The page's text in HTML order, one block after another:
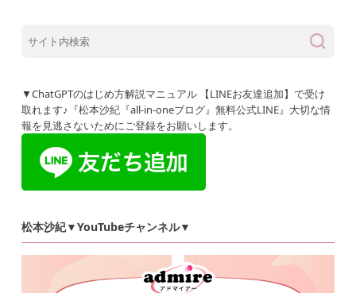
▼ChatGPTのはじめ方解説マニュアル 【LINEお友達追加】で受け
取れます♪『松本沙紀『all-in-oneブログ』無料公式LINE』大切な情
報を見逃さないためにご登録をお願いします。
松本沙紀▼YouTubeチャンネル▼